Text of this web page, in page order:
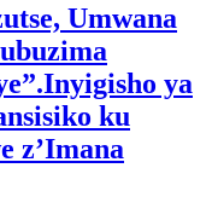
Umwana
ya
ku
z’Imana